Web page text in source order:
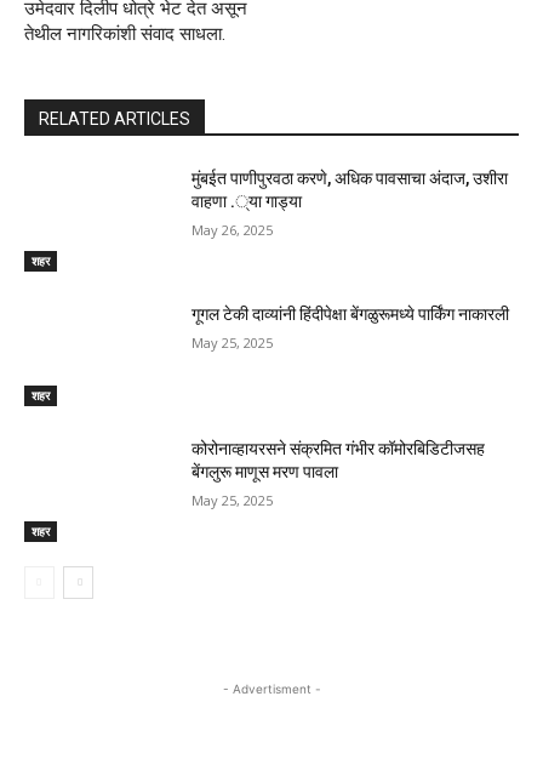
उमेदवार दिलीप धोत्रे भेट देत असून
तेथील नागरिकांशी संवाद साधला.
RELATED ARTICLES
शहर
मुंबईत पाणीपुरवठा करणे, अधिक पावसाचा अंदाज, उशीरा
वाहणा .्या गाड्या
May 26, 2025
शहर
गूगल टेकी दाव्यांनी हिंदीपेक्षा बेंगळुरूमध्ये पार्किंग नाकारली
May 25, 2025
शहर
कोरोनाव्हायरसने संक्रमित गंभीर कॉमोरबिडिटीजसह
बेंगलुरू माणूस मरण पावला
May 25, 2025
- Advertisment -